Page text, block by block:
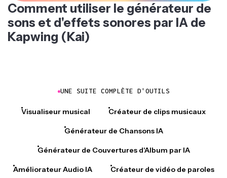
Comment utiliser le générateur de
sons et d'effets sonores par IA de
Kapwing (Kai)
UNE SUITE COMPLÈTE D'OUTILS
Visualiseur musical Créateur de clips musicaux
Générateur de Chansons IA
Générateur de Couvertures d'Album par IA
Améliorateur Audio IA Créateur de vidéo de paroles